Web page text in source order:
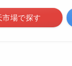
市場で探す